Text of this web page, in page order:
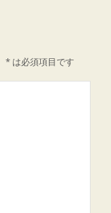
* は必須項目です